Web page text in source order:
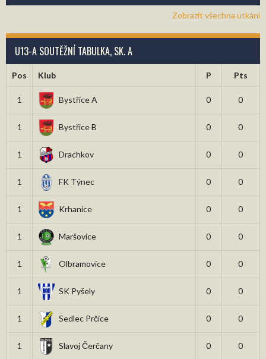
Zobrazit všechna utkání
U13-A SOUTĚŽNÍ TABULKA, SK. A
Pos Klub P Pts
1 Bystřice A 0 0
1 Bystřice B 0 0
1 Drachkov 0 0
1 FK Týnec 0 0
1 Krhanice 0 0
1 Maršovice 0 0
1 Olbramovice 0 0
1 SK Pyšely 0 0
1 Sedlec Prčice 0 0
1 Slavoj Čerčany 0 0